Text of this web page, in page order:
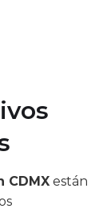
CDMX están